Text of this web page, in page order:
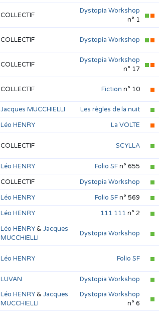
COLLECTIF
Dystopia Workshop
n° 1
COLLECTIF Dystopia Workshop
COLLECTIF
Dystopia Workshop
n° 17
COLLECTIF Fiction n° 10
Jacques MUCCHIELLI Les règles de la nuit
Léo HENRY La VOLTE
COLLECTIF SCYLLA
Léo HENRY Folio SFn° 655
COLLECTIF Dystopia Workshop
Léo HENRY Folio SFn° 569
Léo HENRY 111 111 n° 2
Léo HENRY& Jacques
MUCCHIELLI
Dystopia Workshop
Léo HENRY Folio SF
LUVAN Dystopia Workshop
Léo HENRY& Jacques
MUCCHIELLI
Dystopia Workshop
n° 6